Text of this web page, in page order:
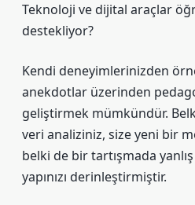
Teknoloji ve dijital araçlar
destekliyor?
Kendi deneyimlerinizden
anekdotlar üzerinden
geliştirmek mümkündür.
veri analiziniz, size yeni bir
belki de bir tartışmada
yapınızı derinleştirmiştir.